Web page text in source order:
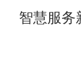
智慧服务